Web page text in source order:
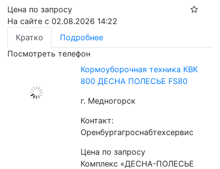
Цена по запросу
На сайте с 02.08.2026 14:22
Кратко
Подробнее
Посмотреть телефон
Кормоуборочная техника КВК
800 ДЕСНА ПОЛЕСЬЕ FS80
г. Медногорск
Контакт:
Оренбургагроснабтехсервис
Цена по запросу
Комплекс «ДЕСНА-ПОЛЕСЬЕ